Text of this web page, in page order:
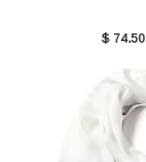
$ 74.50